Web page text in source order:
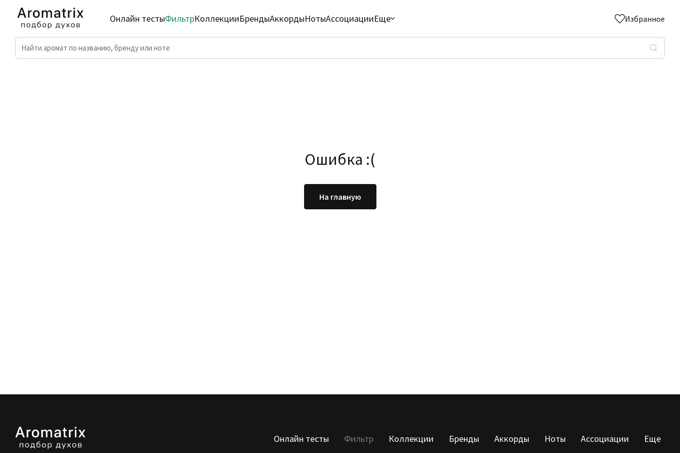
Онлайн тестыФильтрКоллекцииБрендыАккордыНотыАссоциацииЕще Избранное
Ошибка :(
На главную
Онлайн тесты Фильтр Коллекции Бренды Аккорды Ноты Ассоциации Еще